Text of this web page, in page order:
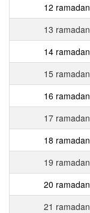
12 ramadan
13 ramadan
14 ramadan
15 ramadan
16 ramadan
17 ramadan
18 ramadan
19 ramadan
20 ramadan
21 ramadan